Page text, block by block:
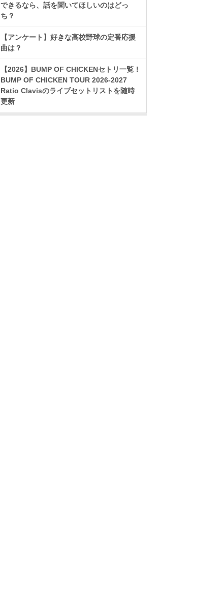
できるなら、話を聞いてほしいのはどっ
ち？
【アンケート】好きな高校野球の定番応援
曲は？
【2026】BUMP OF CHICKENセトリ一覧！
BUMP OF CHICKEN TOUR 2026-2027
Ratio Clavisのライブセットリストを随時
更新